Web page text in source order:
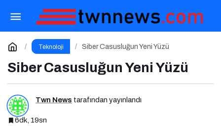
Teknoloji Siber Casusluğun Yeni Yüzü
Siber Casusluğun Yeni Yüzü
Twn News tarafından yayınlandı
6dk, 19sn
Herkes İçin Yapay Zeka Platformu Nedir? Nasıl
Kullanılır?
Yorum Yap